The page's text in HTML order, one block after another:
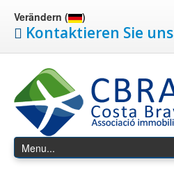
Verändern ( )
Kontaktieren Sie uns